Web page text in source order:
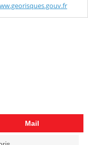
Mail